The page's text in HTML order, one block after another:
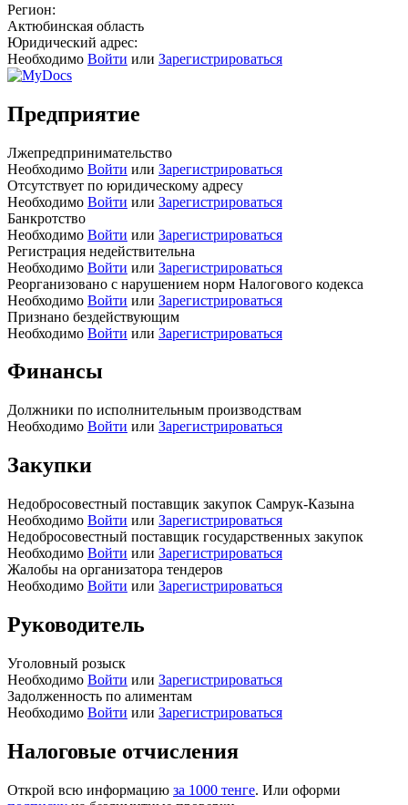
Регион:
Актюбинская область
Юридический адрес:
Необходимо Войти или Зарегистрироваться
Предприятие
Лжепредпринимательство
Необходимо Войти или Зарегистрироваться
Отсутствует по юридическому адресу
Необходимо Войти или Зарегистрироваться
Банкротство
Необходимо Войти или Зарегистрироваться
Регистрация недействительна
Необходимо Войти или Зарегистрироваться
Реорганизовано с нарушением норм Налогового кодекса
Необходимо Войти или Зарегистрироваться
Признано бездействующим
Необходимо Войти или Зарегистрироваться
Финансы
Должники по исполнительным производствам
Необходимо Войти или Зарегистрироваться
Закупки
Недобросовестный поставщик закупок Самрук-Казына
Необходимо Войти или Зарегистрироваться
Недобросовестный поставщик государственных закупок
Необходимо Войти или Зарегистрироваться
Жалобы на организатора тендеров
Необходимо Войти или Зарегистрироваться
Руководитель
Уголовный розыск
Необходимо Войти или Зарегистрироваться
Задолженность по алиментам
Необходимо Войти или Зарегистрироваться
Налоговые отчисления
Открой всю информацию за 1000 тенге. Или оформи